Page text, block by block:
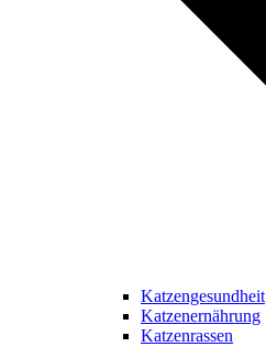
Katzengesundheit
Katzenernährung
Katzenrassen